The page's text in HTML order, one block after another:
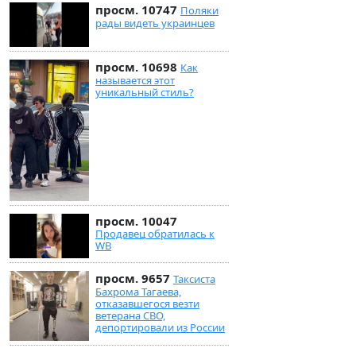
просм. 10747 Поляки
рады видеть украинцев
просм. 10698 Как
называется этот
уникальный стиль?
просм. 10047
Продавец обратилась к
WB
просм. 9657 Таксиста
Бахрома Тагаева,
отказавшегося везти
ветерана СВО,
депортировали из России